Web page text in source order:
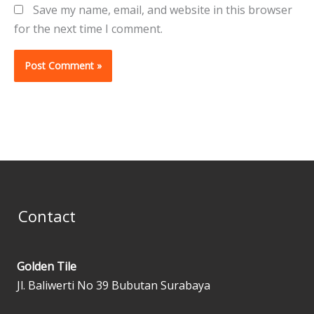
Save my name, email, and website in this browser
for the next time I comment.
Contact
Golden Tile
Jl. Baliwerti No 39 Bubutan Surabaya